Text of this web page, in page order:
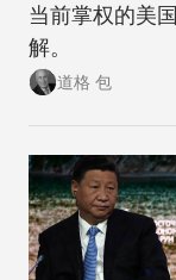
当前掌权的美
解。
道格 包